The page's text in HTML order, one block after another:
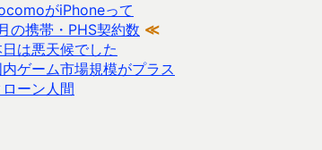
がiPhoneって
の携帯・PHS契約数 ≪
は悪天候でした
内ゲーム市場規模がプラス
ローン人間